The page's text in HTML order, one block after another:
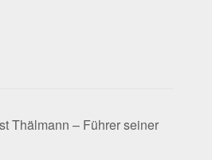
Thälmann – Führer seiner